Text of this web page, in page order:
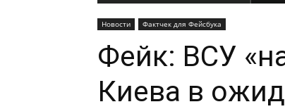
Новости Фактчек для Фейсбука
Фейк: ВСУ
Киева в